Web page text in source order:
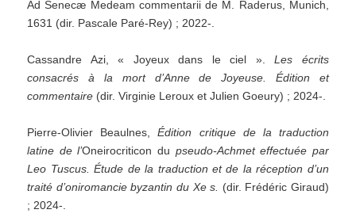
Ad Senecæ Medeam commentarii de M. Raderus, Munich,
1631 (dir. Pascale Paré-Rey) ; 2022-.
Cassandre Azi, « Joyeux dans le ciel ».Les écrits
consacrés à la mort d’Anne de Joyeuse. Édition et
commentaire (dir. Virginie Leroux et Julien Goeury) ; 2024-.
Pierre-Olivier Beaulnes,Édition critique de la traduction
latine de l’Oneirocriticon du pseudo-Achmet effectuée par
Leo Tuscus. Étude de la traduction et de la réception d’un
traité d’oniromancie byzantin du Xe s.
(dir. Frédéric Giraud)
; 2024-.